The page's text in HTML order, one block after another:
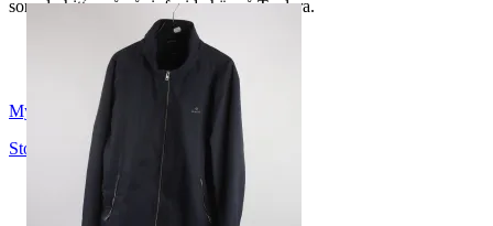
som du hittar på vår infosida här på Tradera.
Myrorna
Stockholm
, Sverige